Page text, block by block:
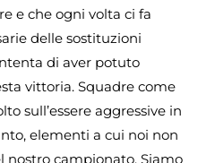
e che ogni volta ci fa
delle sostituzioni
di aver potuto
vittoria. Squadre come
sull’essere aggressive in
elementi a cui noi non
campionato. Siamo